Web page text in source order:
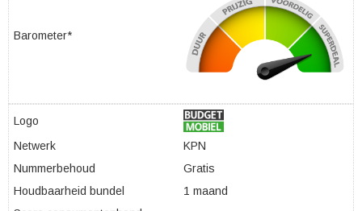
Barometer*
Logo
Netwerk
KPN
Nummerbehoud
Gratis
Houdbaarheid bundel
1 maand